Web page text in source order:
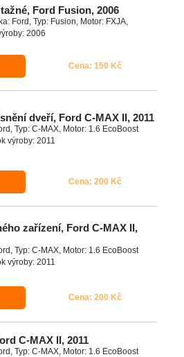
Ford Fusion, 2006
Ford, Typ: Fusion, Motor: FXJA,
2006
Cena: 150 Kč
dveří, Ford C-MAX II, 2011
Typ: C-MAX, Motor: 1.6 EcoBoost
výroby: 2011
Cena: 200 Kč
zařízení, Ford C-MAX II,
Typ: C-MAX, Motor: 1.6 EcoBoost
výroby: 2011
Cena: 200 Kč
C-MAX II, 2011
Typ: C-MAX, Motor: 1.6 EcoBoost